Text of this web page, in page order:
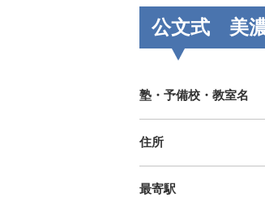
公文式 美
塾・予備校・教室名
住所
最寄駅